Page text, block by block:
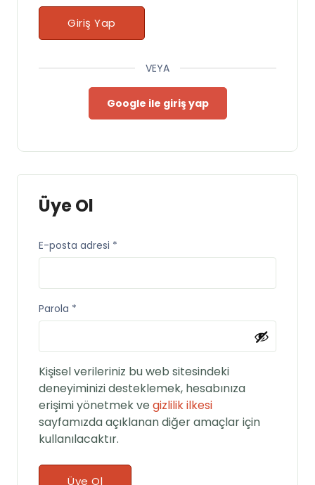
Giriş Yap
VEYA
Google ile giriş yap
Üye Ol
E-posta adresi *
Parola *
Kişisel verileriniz bu web sitesindeki
deneyiminizi desteklemek, hesabınıza
erişimi yönetmek ve gizlilik ilkesi
sayfamızda açıklanan diğer amaçlar için
kullanılacaktır.
Üye Ol